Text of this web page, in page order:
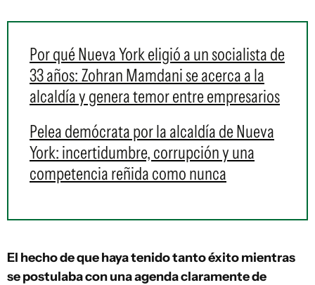
Por qué Nueva York eligió a un socialista de
33 años: Zohran Mamdani se acerca a la
alcaldía y genera temor entre empresarios
Pelea demócrata por la alcaldía de Nueva
York: incertidumbre, corrupción y una
competencia reñida como nunca
El hecho de que haya tenido tanto éxito mientras
se postulaba con una agenda claramente de